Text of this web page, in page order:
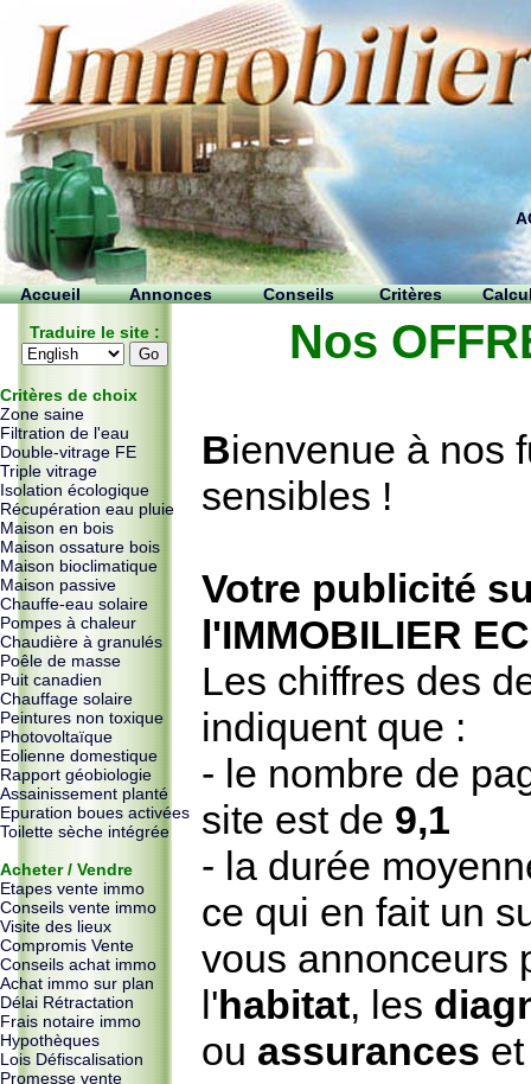
Accueil Annonces Conseils Critères
Traduire le site :
Critères de choix
Zone saine
Filtration de l'eau
Double-vitrage FE
Triple vitrage
Isolation écologique
Récupération eau pluie
Maison en bois
Maison ossature bois
Maison bioclimatique
Maison passive
Chauffe-eau solaire
Pompes à chaleur
Chaudière à granulés
Poêle de masse
Puit canadien
Chauffage solaire
Peintures non toxique
Photovoltaïque
Eolienne domestique
Rapport géobiologie
Assainissement planté
Epuration boues activées
Toilette sèche intégrée
Acheter / Vendre
Etapes vente immo
Conseils vente immo
Visite des lieux
Compromis Vente
Conseils achat immo
Achat immo sur plan
Délai Rétractation
Frais notaire immo
Hypothèques
Lois Défiscalisation
Promesse vente
Nos
Bienvenue à nos
sensibles !
Votre publicité
l'IMMOBILIER
Les chiffres des
indiquent que :
- le nombre de
site est de 9,1
- la durée
ce qui en fait un
vous annonceurs
l'habitat, les
ou assurances